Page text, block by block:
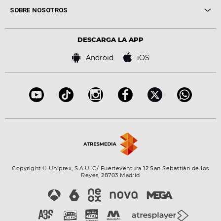
Locutores Europa FM
Cine y Televisión
Virales
SOBRE NOSOTROS
Bases de concursos
DESCARGA LA APP
Android iOS
Copyright © Uniprex, S.A.U. C/ Fuerteventura 12 San Sebastián de los
Reyes, 28703 Madrid